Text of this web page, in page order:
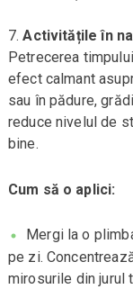
Activitățile în
Petrecerea
efect calmant
sau în pădure,
reduce nivelul de
bine.
Cum să o aplici:
Mergi la o
pe zi.
mirosurile din jurul